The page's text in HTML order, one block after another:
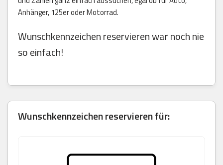
Anhänger, 125er oder Motorrad.
Wunschkennzeichen reservieren war noch nie
so einfach!
Wunschkennzeichen reservieren für: